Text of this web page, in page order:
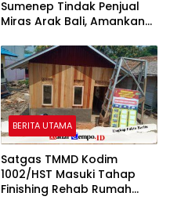
Sumenep Tindak Penjual
Miras Arak Bali, Amankan
BERITA UTAMA
Satgas TMMD Kodim
1002/HST Masuki Tahap
Finishing Rehab Rumah